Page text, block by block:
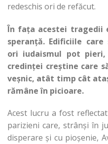
redeschis ori de refăcut.
În fața acestei tragedii
speranță. Edificiile
ori iudaismul pot
credinței creștine care
veșnic, atât timp cât
rămâne în picioare.
Acest lucru a fost
parizieni care, strânși în
disperare și cu pioșenie,